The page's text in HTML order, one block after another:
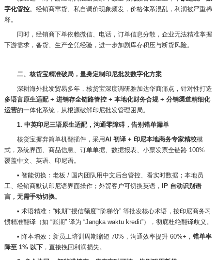
字化管控。经销商窜货、私自调价现象频发，价格体系混乱，利润被严重稀
释。
同时，经销商下单依赖微信、电话，订单信息分散，企业无法精准掌握
下游需求，备货、生产全凭经验，进一步加剧库存积压与断货风险。
二、核货宝精准破局，量身定制印尼批发数字化方案
深耕海外批发贸易多年，核货宝深度调研雅加达华商痛点，针对性打造
多语言原生适配 + 进销存全链路管控 + 本地化财务合规 + 分销渠道精细化
运营的一体化系统，从根源破解印尼批发管理困局。
1. 中英印尼三语原生适配，沟通零障碍，告别错单漏单
核货宝摒弃简单机翻插件，采用AI 初译 + 印尼本地商务专家精校模
式，系统界面、商品信息、订单单据、数据报表、小票发票全链路 100%
覆盖中文、英语、印尼语。
• 智能切换：老板 / 国内团队用中文后台管控、看实时数据；本地员
工、经销商默认印尼语界面操作；外贸客户可切换英语， IP 自动识别语
言，无需手动切换。
• 术语精准： “账期”“授信额度”“阶梯价” 等批发核心术语，按印尼商务习
惯精准翻译（如 “账期” 译为 “Jangka waktu kredit”），彻底杜绝翻译歧义。
• 降本增效：新员工培训周期缩短 70%，沟通效率提升 60%+， 错单率
降至 1% 以下，直接挽回利润损失。